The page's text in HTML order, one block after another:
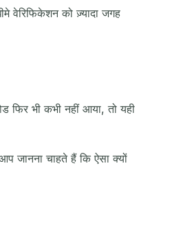
वेरिफिकेशन को ज़्यादा जगह
फिर भी कभी नहीं आया, तो यही
जानना चाहते हैं कि ऐसा क्यों